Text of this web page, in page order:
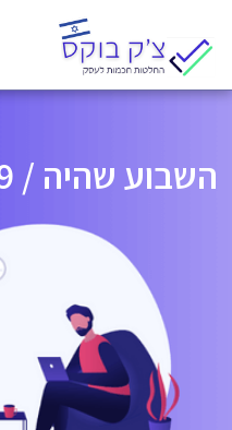
content
השבוע שהיה / 2.9